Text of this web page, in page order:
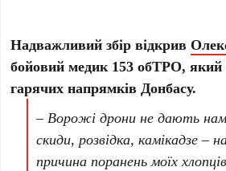
Надважливий збір відкрив
бойовий медик 153 обТРО, який
гарячих напрямків Донбасу.
– Ворожі дрони не дають
скиди, розвідка, камікадзе –
причина поранень моїх